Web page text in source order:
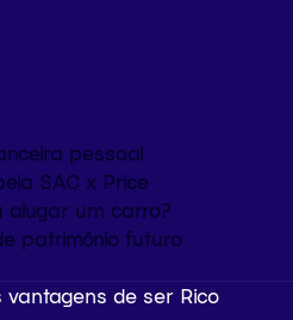
pessoal
SAC x Price
alugar um carro?
patrimônio futuro
vantagens de ser Rico